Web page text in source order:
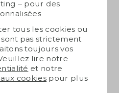
pour
– pour des
tous les cookies ou
pas strictement
toujours vos
lire notre
et notre
cookies pour plus